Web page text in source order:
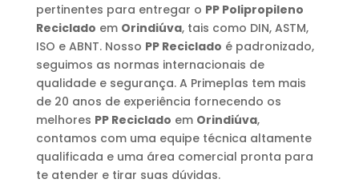
pertinentes para entregar o PP Polipropileno
Reciclado em Orindiúva, tais como DIN, ASTM,
ISO e ABNT. Nosso PP Reciclado é padronizado,
seguimos as normas internacionais de
qualidade e segurança. A Primeplas tem mais
de 20 anos de experiência fornecendo os
melhores PP Reciclado em Orindiúva,
contamos com uma equipe técnica altamente
qualificada e uma área comercial pronta para
te atender e tirar suas dúvidas.